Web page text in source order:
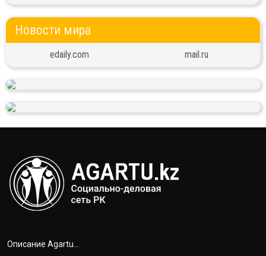
Новости мира
edaily.com mail.ru
Описание Agartu...